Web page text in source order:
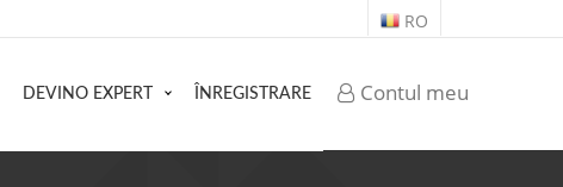
RO
Contul meu
DEVINO EXPERT ÎNREGISTRARE